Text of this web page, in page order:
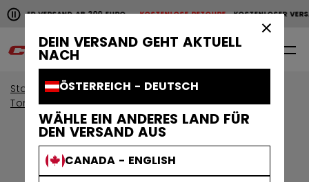
DEIN VERSAND GEHT AKTUELL
NACH
ÖSTERREICH - DEUTSCH
WÄHLE EIN ANDERES LAND FÜR
DEN VERSAND AUS
CANADA - ENGLISH
Horizontale Bildlaufanimation anhalten.
VERSAND AB 200 EUROKOSTENLOSE RETOURE KOSTENLOSER
KOSTENLOSER VERSAND AB 200 EURO KOSTENLOSE
0
Start Torwart
Torwartausrüstung
Torwartschläger